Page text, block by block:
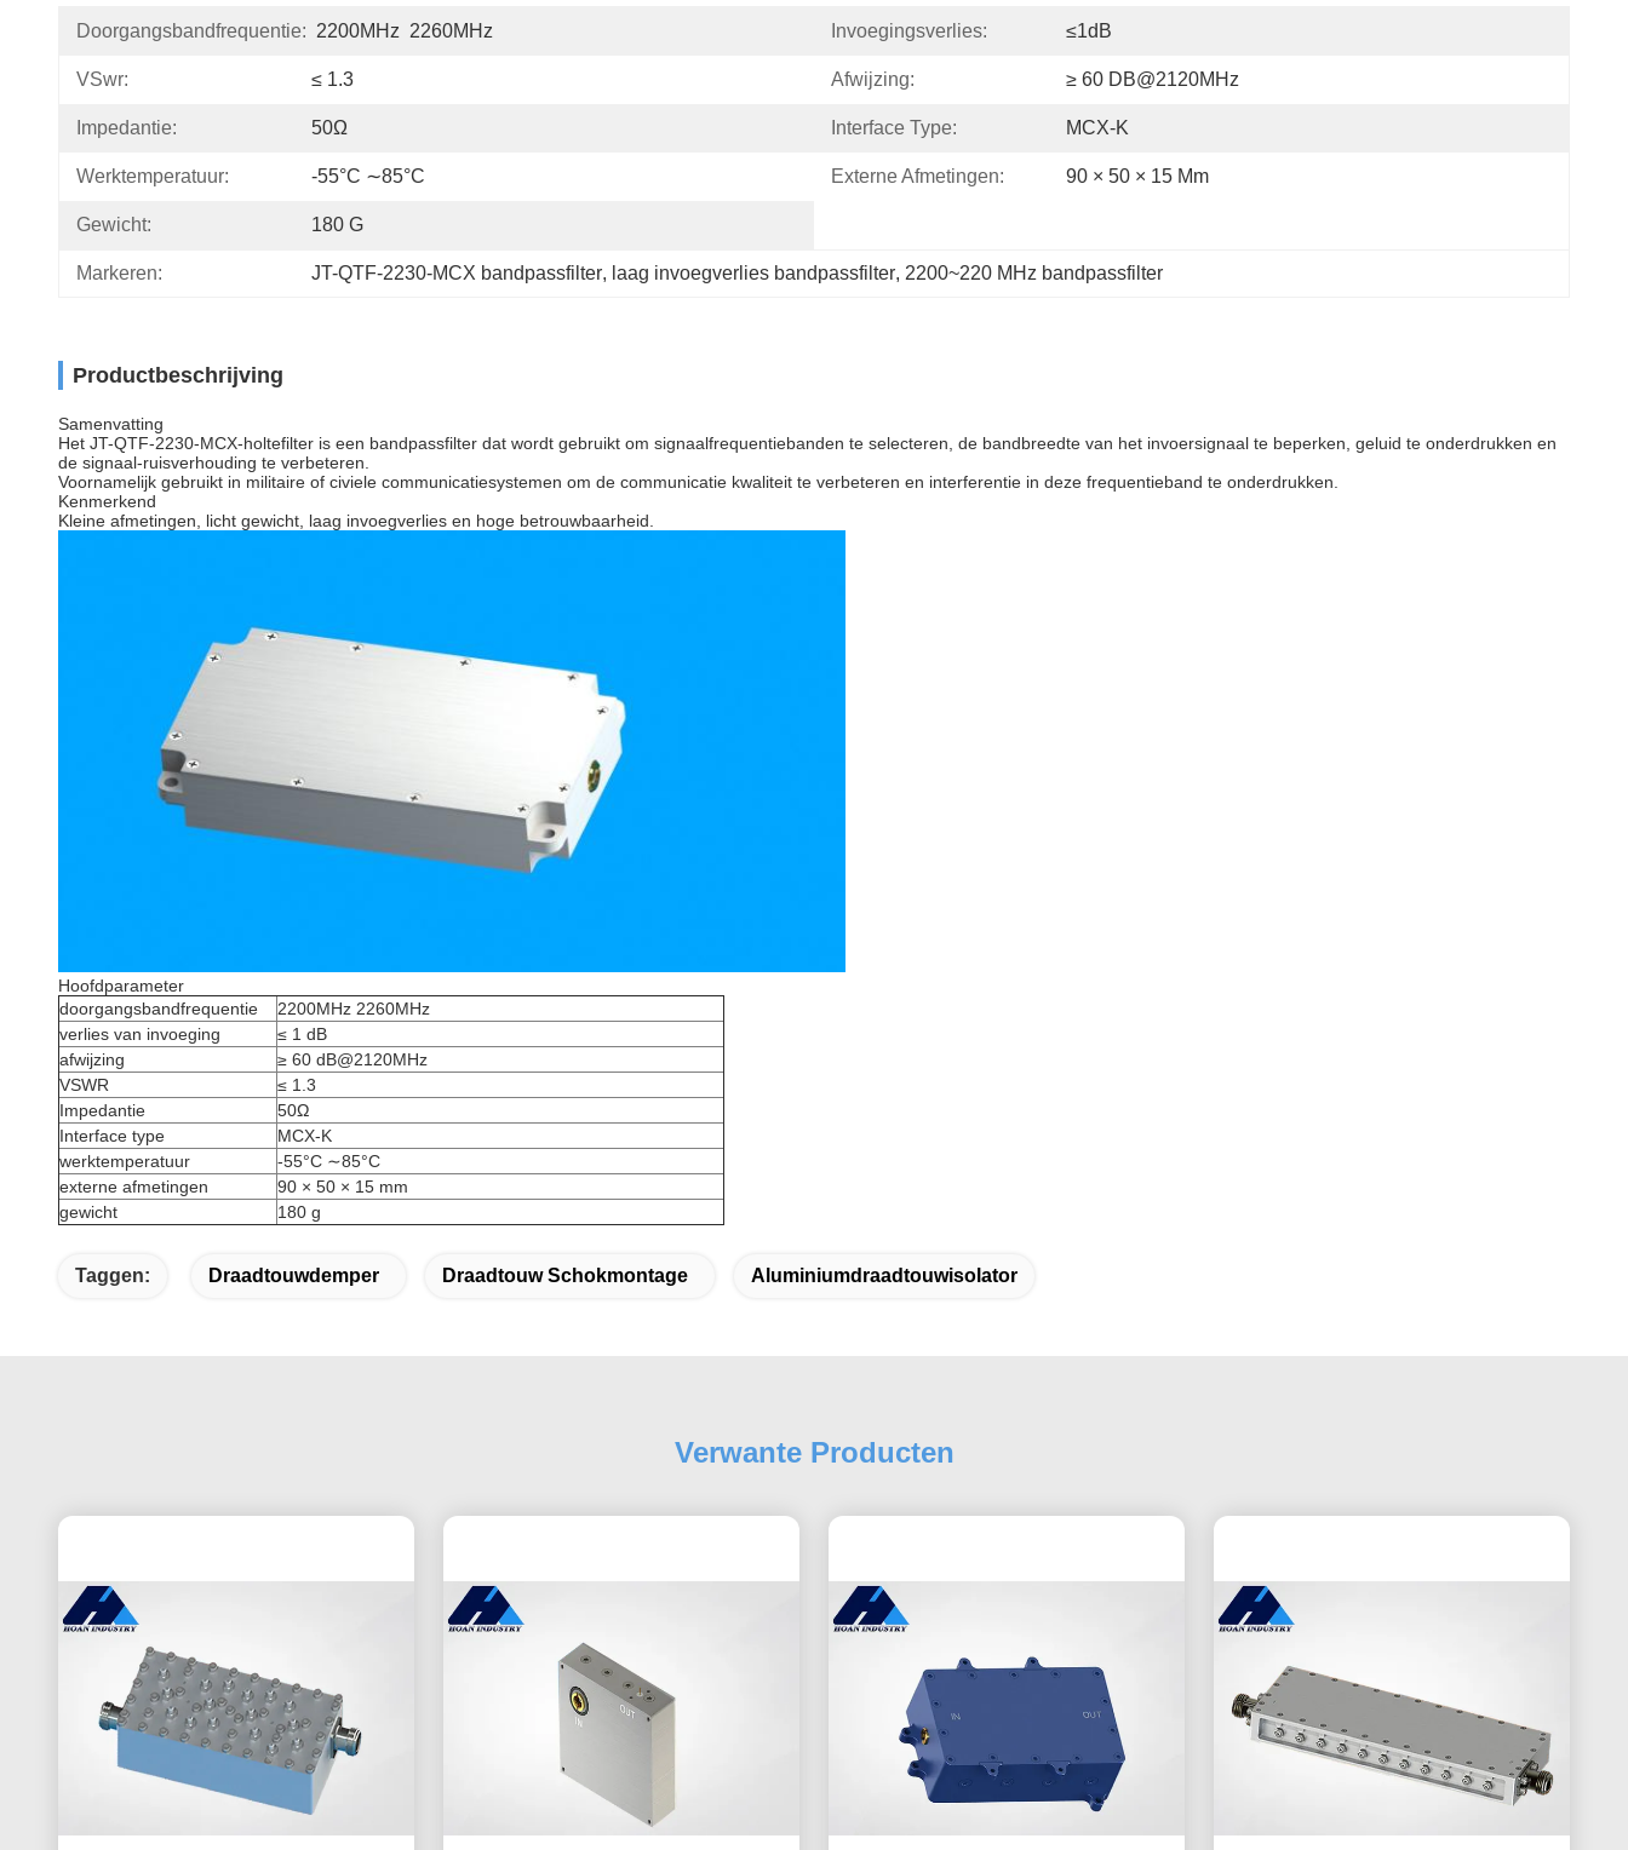
Doorgangsbandfrequentie: 2200MHz  2260MHz Invoegingsverlies: ≤1dB
VSwr: ≤ 1.3 Afwijzing: ≥ 60 DB@2120MHz
Impedantie: 50Ω Interface Type: MCX-K
Werktemperatuur: -55°C ∼85°C Externe Afmetingen: 90 × 50 × 15 Mm
Gewicht: 180 G
Markeren: JT-QTF-2230-MCX bandpassfilter, laag invoegverlies bandpassfilter, 2200~220 MHz bandpassfilter
Productbeschrijving
Samenvatting
Het JT-QTF-2230-MCX-holtefilter is een bandpassfilter dat wordt gebruikt om signaalfrequentiebanden te selecteren, de bandbreedte van het invoersignaal te beperken, geluid te onderdrukken en
de signaal-ruisverhouding te verbeteren.
Voornamelijk gebruikt in militaire of civiele communicatiesystemen om de communicatie kwaliteit te verbeteren en interferentie in deze frequentieband te onderdrukken.
Kenmerkend
Kleine afmetingen, licht gewicht, laag invoegverlies en hoge betrouwbaarheid.
Hoofdparameter
doorgangsbandfrequentie
2200MHz 2260MHz
verlies van invoeging
≤ 1 dB
afwijzing
≥ 60 dB@2120MHz
VSWR
≤ 1.3
Impedantie
50Ω
Interface type
MCX-K
werktemperatuur
-55°C ∼85°C
externe afmetingen
90 × 50 × 15 mm
gewicht
180 g
Taggen: Draadtouwdemper Draadtouw Schokmontage Aluminiumdraadtouwisolator
Verwante Producten